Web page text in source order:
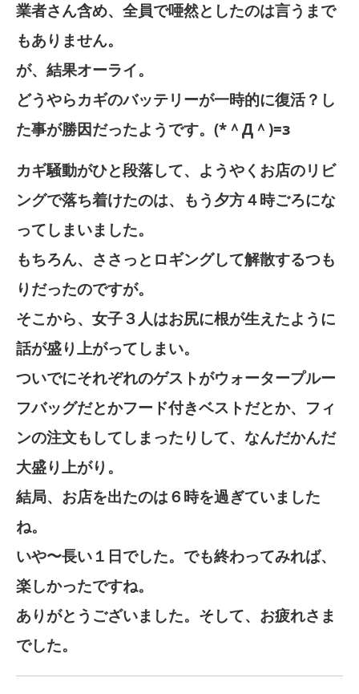
業者さん含め、全員で唖然としたのは言うまで
もありません。
が、結果オーライ。
どうやらカギのバッテリーが一時的に復活？し
た事が勝因だったようです。(*＾Д＾)=з
カギ騒動がひと段落して、ようやくお店のリビ
ングで落ち着けたのは、もう夕方４時ごろにな
ってしまいました。
もちろん、ささっとロギングして解散するつも
りだったのですが。
そこから、女子３人はお尻に根が生えたように
話が盛り上がってしまい。
ついでにそれぞれのゲストがウォータープルー
フバッグだとかフード付きベストだとか、フィ
ンの注文もしてしまったりして、なんだかんだ
大盛り上がり。
結局、お店を出たのは６時を過ぎていました
ね。
いや〜長い１日でした。でも終わってみれば、
楽しかったですね。
ありがとうございました。そして、お疲れさま
でした。